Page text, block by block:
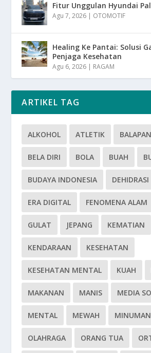
Fitur Unggulan Hyundai
Agu 7, 2026 | OTOMOTIF
Healing Ke Pantai: Solusi
Penjaga Kesehatan
Agu 6, 2026 | RAGAM
ARTIKEL TAG
ALKOHOL ATLETIK BALAPAN
BELA DIRI BOLA BUAH
BUDAYA INDONESIA DEHIDRASI
ERA DIGITAL FENOMENA ALAM
GULAT JEPANG KEMATIAN
KENDARAAN KESEHATAN
KESEHATAN MENTAL KUAH
MAKANAN MANIS MEDIA
MENTAL MEWAH MINUMAN
OLAHRAGA ORANG TUA